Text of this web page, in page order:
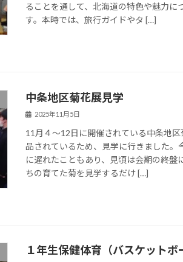
ることを通して、北海道の特色や魅力に
す。本時では、旅行ガイドやタ […]
中条地区菊花展見学
2025年11月5日
11月４～12日に開催されている中条地
品されているため、見学に行きました。
に遅れたこともあり、見頃は会期の終盤
ちの育てた菊を見学するだけ […]
１年生保健体育（バスケットボ